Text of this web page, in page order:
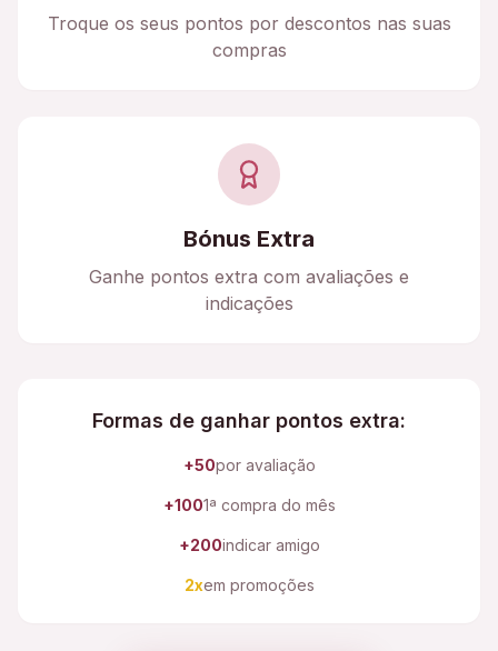
Troque os seus pontos por descontos nas suas
compras
Bónus Extra
Ganhe pontos extra com avaliações e
indicações
Formas de ganhar pontos extra:
+50por avaliação
+1001ª compra do mês
+200indicar amigo
2xem promoções